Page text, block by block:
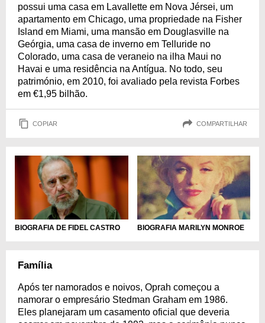
possui uma casa em Lavallette em Nova Jérsei, um
apartamento em Chicago, uma propriedade na Fisher
Island em Miami, uma mansão em Douglasville na
Geórgia, uma casa de inverno em Telluride no
Colorado, uma casa de veraneio na ilha Maui no
Havai e uma residência na Antígua. No todo, seu
património, em 2010, foi avaliado pela revista Forbes
em €1,95 bilhão.
COPIAR COMPARTILHAR
BIOGRAFIA DE FIDEL CASTRO BIOGRAFIA MARILYN MONROE
Família
Após ter namorados e noivos, Oprah começou a
namorar o empresário Stedman Graham em 1986.
Eles planejaram um casamento oficial que deveria